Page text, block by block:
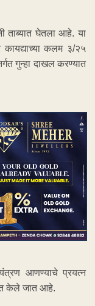
ताब्यात घेतला आहे. या
कायद्याच्या कलम ३/२५
गुन्हा दाखल करण्यात
आणण्याचे प्रयत्न
केले जात आहे.